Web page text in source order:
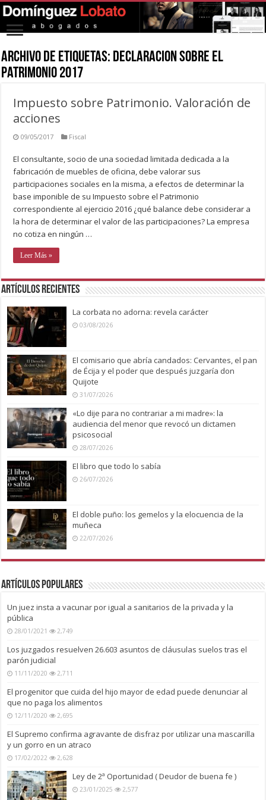
Archivo de Etiquetas: declaracion sobre el
patrimonio 2017
Impuesto sobre Patrimonio. Valoración de
acciones
09/05/2017 Fiscal
El consultante, socio de una sociedad limitada dedicada a la
fabricación de muebles de oficina, debe valorar sus
participaciones sociales en la misma, a efectos de determinar la
base imponible de su Impuesto sobre el Patrimonio
correspondiente al ejercicio 2016 ¿qué balance debe considerar a
la hora de determinar el valor de las participaciones? La empresa
no cotiza en ningún …
Leer Más »
Artículos recientes
La corbata no adorna: revela carácter
03/08/2026
El comisario que abría candados: Cervantes, el pan
de Écija y el poder que después juzgaría don
Quijote
31/07/2026
«Lo dije para no contrariar a mi madre»: la
audiencia del menor que revocó un dictamen
psicosocial
28/07/2026
El libro que todo lo sabía
26/07/2026
El doble puño: los gemelos y la elocuencia de la
muñeca
22/07/2026
Artículos Populares
Un juez insta a vacunar por igual a sanitarios de la privada y la
pública
28/01/2021 2,749
Los juzgados resuelven 26.603 asuntos de cláusulas suelos tras el
parón judicial
11/11/2020 2,711
El progenitor que cuida del hijo mayor de edad puede denunciar al
que no paga los alimentos
12/11/2020 2,695
El Supremo confirma agravante de disfraz por utilizar una mascarilla
y un gorro en un atraco
17/02/2022 2,628
Ley de 2ª Oportunidad ( Deudor de buena fe )
23/01/2025 2,577